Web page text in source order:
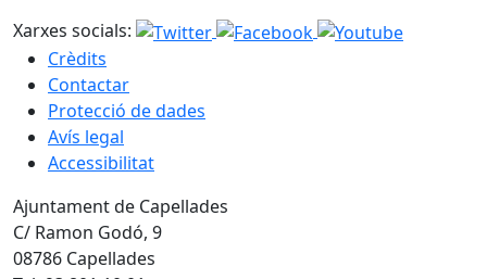
Xarxes socials:
Crèdits
Contactar
Protecció de dades
Avís legal
Accessibilitat
Ajuntament de Capellades
C/ Ramon Godó, 9
08786 Capellades